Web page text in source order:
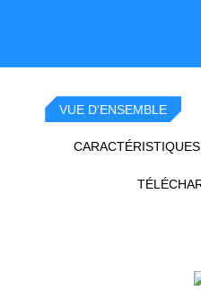
VUE D'ENSEMBLE
CARACTÉRISTIQUES